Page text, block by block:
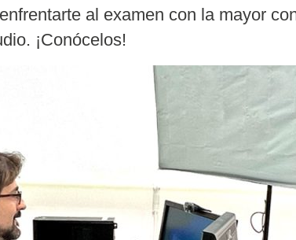
al examen con la mayor
¡Conócelos!